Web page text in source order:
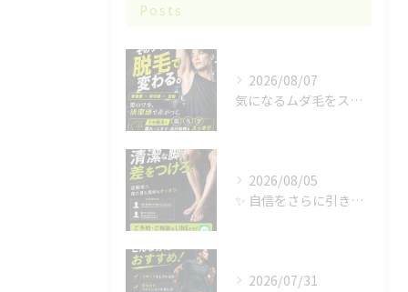
Posts
2026/08/07
気になるムダ毛をスッキリ🌿
2026/08/05
✨ 自信をさらに引き出す✨
2026/07/31